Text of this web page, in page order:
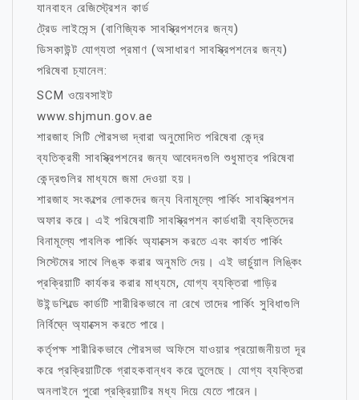
যানবাহন রেজিস্ট্রেশন কার্ড
ট্রেড লাইসেন্স (বাণিজ্যিক সাবস্ক্রিপশনের জন্য)
ডিসকাউন্ট যোগ্যতা প্রমাণ (অসাধারণ সাবস্ক্রিপশনের জন্য)
পরিষেবা চ্যানেল:
SCM ওয়েবসাইট
www.shjmun.gov.ae
শারজাহ সিটি পৌরসভা দ্বারা অনুমোদিত পরিষেবা কেন্দ্র
ব্যতিক্রমী সাবস্ক্রিপশনের জন্য আবেদনগুলি শুধুমাত্র পরিষেবা
কেন্দ্রগুলির মাধ্যমে জমা দেওয়া হয়।
শারজাহ সংকল্পের লোকদের জন্য বিনামূল্যে পার্কিং সাবস্ক্রিপশন
অফার করে। এই পরিষেবাটি সাবস্ক্রিপশন কার্ডধারী ব্যক্তিদের
বিনামূল্যে পাবলিক পার্কিং অ্যাক্সেস করতে এবং কার্যত পার্কিং
সিস্টেমের সাথে লিঙ্ক করার অনুমতি দেয়। এই ভার্চুয়াল লিঙ্কিং
প্রক্রিয়াটি কার্যকর করার মাধ্যমে, যোগ্য ব্যক্তিরা গাড়ির
উইন্ডশিল্ডে কার্ডটি শারীরিকভাবে না রেখে তাদের পার্কিং সুবিধাগুলি
নির্বিঘ্নে অ্যাক্সেস করতে পারে।
কর্তৃপক্ষ শারীরিকভাবে পৌরসভা অফিসে যাওয়ার প্রয়োজনীয়তা দূর
করে প্রক্রিয়াটিকে গ্রাহকবান্ধব করে তুলেছে। যোগ্য ব্যক্তিরা
অনলাইনে পুরো প্রক্রিয়াটির মধ্য দিয়ে যেতে পারেন।